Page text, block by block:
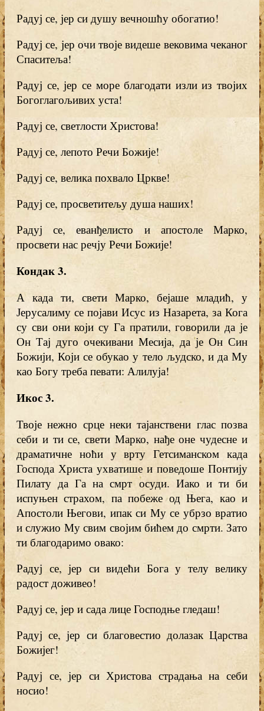
Радуј се, јер си душу вечношћу обогатио!
Радуј се, јер очи твоје видеше вековима чеканог
Спаситеља!
Радуј се, јер се море благодати изли из твојих
Богоглагољивих уста!
Радуј се, светлости Христова!
Радуј се, лепото Речи Божије!
Радуј се, велика похвало Цркве!
Радуј се, просветитељу душа наших!
Радуј се, еванђелисто и апостоле Марко,
просвети нас речју Речи Божије!
Кондак 3.
А када ти, свети Марко, бејаше младић, у
Јерусалиму се појави Исус из Назарета, за Кога
су сви они који су Га пратили, говорили да је
Он Тај дуго очекивани Месија, да је Он Син
Божији, Који се обукао у тело људско, и да Му
као Богу треба певати: Алилуја!
Икос 3.
Твоје нежно срце неки тајанствени глас позва
себи и ти се, свети Марко, нађе оне чудесне и
драматичне ноћи у врту Гетсиманском када
Господа Христа ухватише и поведоше Понтију
Пилату да Га на смрт осуди. Иако и ти би
испуњен страхом, па побеже од Њега, као и
Апостоли Његови, ипак си Му се убрзо вратио
и служио Му свим својим бићем до смрти. Зато
ти благодаримо овако:
Радуј се, јер си видећи Бога у телу велику
радост доживео!
Радуј се, јер и сада лице Господње гледаш!
Радуј се, јер си благовестио долазак Царства
Божијег!
Радуј се, јер си Христова страдања на себи
носио!